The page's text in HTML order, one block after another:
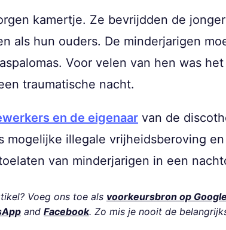
kamertje. Ze bevrijdden de
als hun ouders. De minderjarigen
Voor velen van hen was
traumatische nacht.
en de eigenaar van de
illegale vrijheidsberoving en
van minderjarigen in een
Voeg ons toe als voorkeursbron op
and Facebook. Zo mis je nooit de